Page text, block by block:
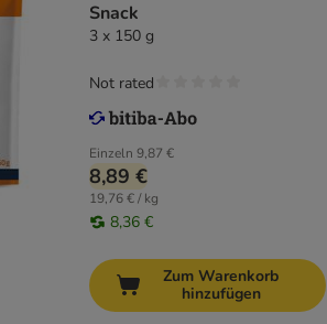
Snack
3 x 150 g
Einzeln 9,87 €
8,89 €
19,76 € / kg
8,36 €
Not rated
Zum Warenkorb
hinzufügen